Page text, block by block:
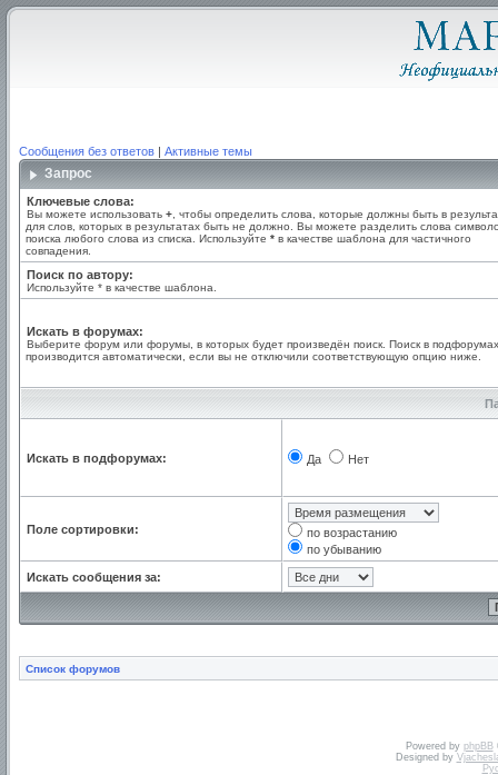
Сообщения без ответов | Активные темы
Запрос
Ключевые слова:
Вы можете использовать + , чтобы определить слова, которые должны быть в
для слов, которых в результатах быть не должно. Вы можете разделить слова
поиска любого слова из списка. Используйте * в качестве шаблона для частичного
совпадения.
Поиск по автору:
Используйте * в качестве шаблона.
Искать в форумах:
Выберите форум или форумы, в которых будет произведён поиск. Поиск в подфорумах
производится автоматически, если вы не отключили соответствующую опцию ниже.
Искать в подфорумах: Да Нет
Поле сортировки:
по возрастанию
по убыванию
Искать сообщения за:
Список форумов
Powered by phpBB
Designed by